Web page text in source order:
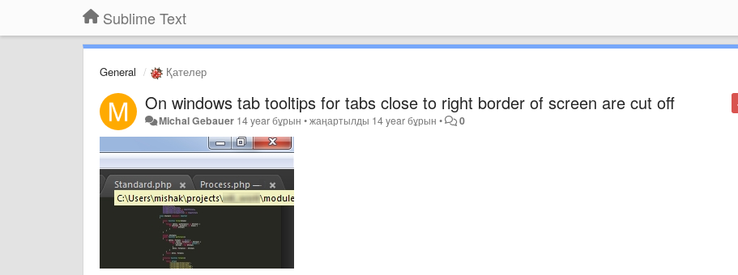
Sublime Text
General Қателер
On windows tab tooltips for tabs close to right border of screen are cut off
Michal Gebauer 14 year бұрын •жаңартылды 14 year бұрын • 0